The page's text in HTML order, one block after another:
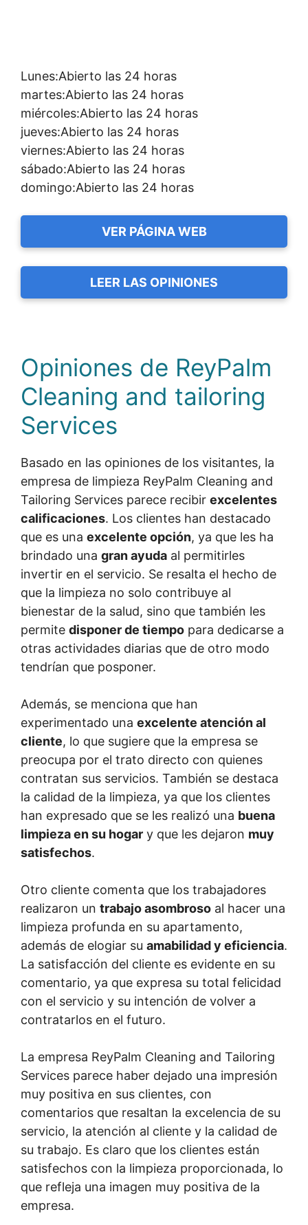
Lunes:Abierto las 24 horas
martes:Abierto las 24 horas
miércoles:Abierto las 24 horas
jueves:Abierto las 24 horas
viernes:Abierto las 24 horas
sábado:Abierto las 24 horas
domingo:Abierto las 24 horas
VER PÁGINA WEB
LEER LAS OPINIONES
Opiniones de ReyPalm
Cleaning and tailoring
Services
Basado en las opiniones de los visitantes, la
empresa de limpieza ReyPalm Cleaning and
Tailoring Services parece recibir excelentes
calificaciones. Los clientes han destacado
que es una excelente opción, ya que les ha
brindado una gran ayuda al permitirles
invertir en el servicio. Se resalta el hecho de
que la limpieza no solo contribuye al
bienestar de la salud, sino que también les
permite disponer de tiempo para dedicarse a
otras actividades diarias que de otro modo
tendrían que posponer.
Además, se menciona que han
experimentado una excelente atención al
cliente, lo que sugiere que la empresa se
preocupa por el trato directo con quienes
contratan sus servicios. También se destaca
la calidad de la limpieza, ya que los clientes
han expresado que se les realizó una buena
limpieza en su hogar y que les dejaron muy
satisfechos.
Otro cliente comenta que los trabajadores
realizaron un trabajo asombroso al hacer una
limpieza profunda en su apartamento,
además de elogiar su amabilidad y eficiencia.
La satisfacción del cliente es evidente en su
comentario, ya que expresa su total felicidad
con el servicio y su intención de volver a
contratarlos en el futuro.
La empresa ReyPalm Cleaning and Tailoring
Services parece haber dejado una impresión
muy positiva en sus clientes, con
comentarios que resaltan la excelencia de su
servicio, la atención al cliente y la calidad de
su trabajo. Es claro que los clientes están
satisfechos con la limpieza proporcionada, lo
que refleja una imagen muy positiva de la
empresa.